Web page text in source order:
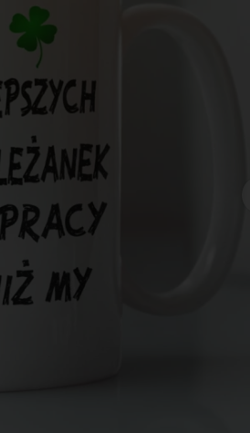
Dostępność: